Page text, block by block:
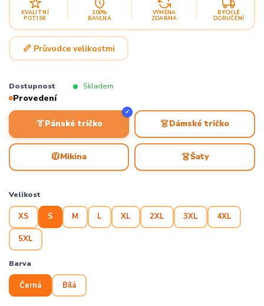
KVALITNÍ
POTISK
100%
BAVLNA
VÝMĚNA
ZDARMA
RYCHLÉ
DORUČENÍ
📏 Průvodce velikostmi
Dostupnost Skladem
Provedení
👔Pánské tričko
✓
👗Dámské tričko
🧥Mikina 👗Šaty
Velikost
XS S M L XL 2XL 3XL 4XL
5XL
Barva
Černá Bílá